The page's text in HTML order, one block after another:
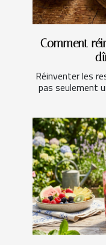
Comment
Réinventer les
pas seulement